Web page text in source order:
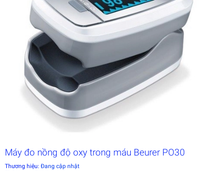
Máy đo nồng độ oxy trong máu Beurer PO30
Thương hiệu: Đang cập nhật